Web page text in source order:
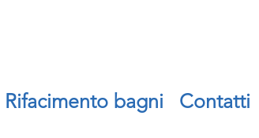
Rifacimento bagni Contatti